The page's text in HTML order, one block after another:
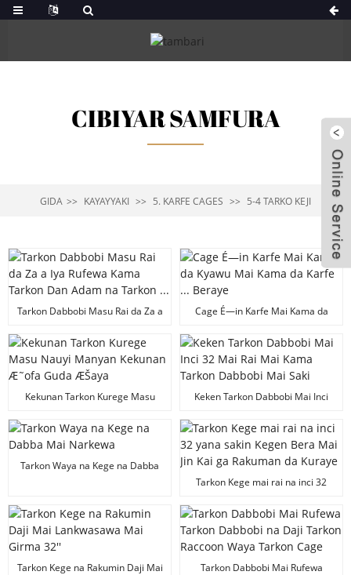
CIBIYAR SAMFURA
GIDA KAYAYYAKI 5. KARFE CAGES 5-4 TARKO KEJI
Tarkon Dabbobi Masu Rai da Za a
Adam na Tarkon ...
Cage É—in Karfe Mai Kama da
Beraye
Kekunan Tarkon Kurege Masu
Guda ÆŠaya
Keken Tarkon Dabbobi Mai Inci
Dabbobi Mai Saki
Tarkon Waya na Kege na Dabba
Tarkon Kege mai rai na inci 32
ga Rakuman da Kuraye
Tarkon Kege na Rakumin Daji Mai
Tarkon Dabbobi Mai Rufewa